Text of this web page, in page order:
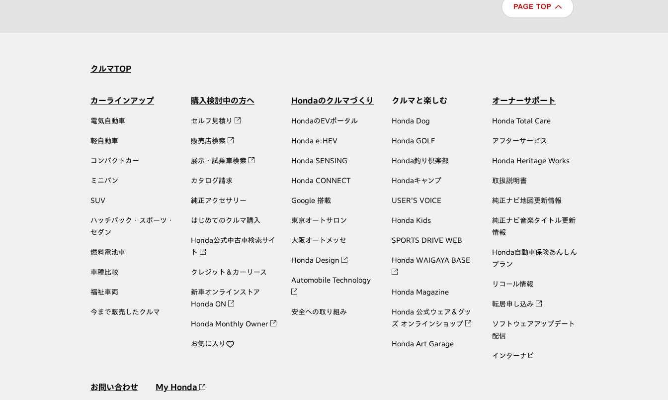
クルマTOP
カーラインアップ
電気自動車
軽自動車
コンパクトカー
ミニバン
SUV
ハッチバック・スポーツ・
セダン
燃料電池車
車種比較
福祉車両
今まで販売したクルマ
購入検討中の方へ
セルフ見積り
販売店検索
展示・試乗車検索
カタログ請求
純正アクセサリー
はじめてのクルマ購入
Honda公式中古車検索サイ
ト
クレジット＆カーリース
新車オンラインストア
Honda ON
Honda Monthly Owner
お気に入り
Hondaのクルマづくり
HondaのEVポータル
Honda e:HEV
Honda SENSING
Honda CONNECT
Google 搭載
東京オートサロン
大阪オートメッセ
Honda Design
Automobile Technology
安全への取り組み
クルマと楽しむ
Honda Dog
Honda GOLF
Honda釣り倶楽部
Hondaキャンプ
USER'S VOICE
Honda Kids
SPORTS DRIVE WEB
Honda WAIGAYA BASE
Honda Magazine
Honda 公式ウェア＆グッ
ズ オンラインショップ
Honda Art Garage
オーナーサポート
Honda Total Care
アフターサービス
Honda Heritage Works
取扱説明書
純正ナビ地図更新情報
純正ナビ音楽タイトル更新
情報
Honda自動車保険あんしん
プラン
リコール情報
転居申し込み
ソフトウェアアップデート
配信
インターナビ
お問い合わせ My Honda